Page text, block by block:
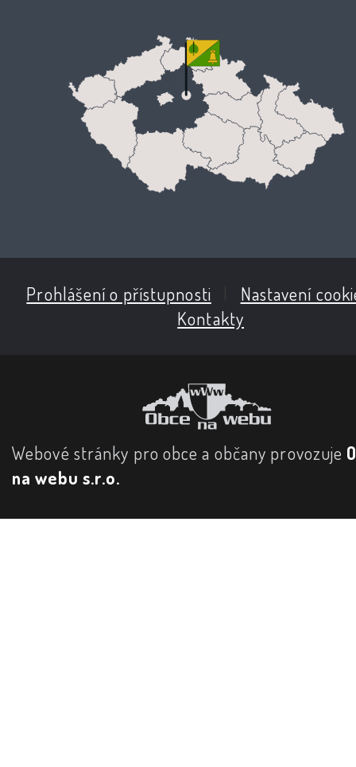
Prohlášení o přístupnosti
Nastavení
Kontakty
Webové stránky pro obce a občany provozuje
na webu s.r.o.